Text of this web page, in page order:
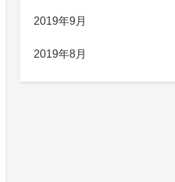
2019年9月
2019年8月